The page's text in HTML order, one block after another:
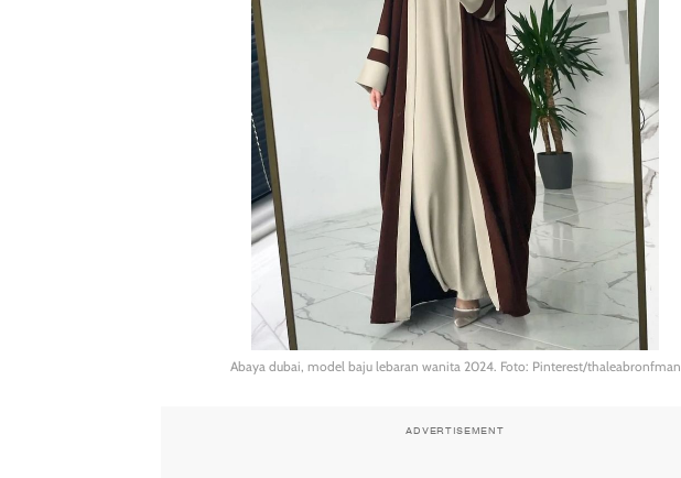
Abaya dubai, model baju lebaran wanita 2024. Foto: Pinterest/thaleabronfman
ADVERTISEMENT